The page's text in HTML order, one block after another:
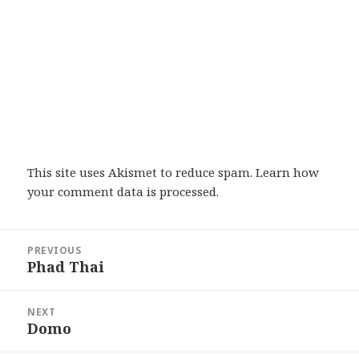
This site uses Akismet to reduce spam.Learn how
your comment data is processed.
navigation
PREVIOUS
Previous
Phad Thai
NEXT
Next
Domo